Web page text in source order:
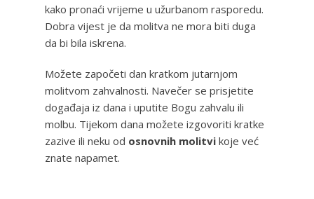
kako pronaći vrijeme u užurbanom rasporedu.
Dobra vijest je da molitva ne mora biti duga
da bi bila iskrena.
Možete započeti dan kratkom jutarnjom
molitvom zahvalnosti. Navečer se prisjetite
događaja iz dana i uputite Bogu zahvalu ili
molbu. Tijekom dana možete izgovoriti kratke
zazive ili neku od osnovnih molitvi koje već
znate napamet.